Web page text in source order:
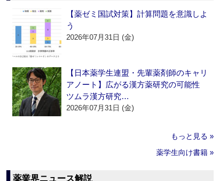
【薬ゼミ国試対策】計算問題を意識しよ
う
2026年07月31日 (金)
【日本薬学生連盟・先輩薬剤師のキャリ
アノート】広がる漢方薬研究の可能性
ツムラ漢方研究…
2026年07月31日 (金)
もっと見る »
薬学生向け書籍 »
薬業界ニュース解説